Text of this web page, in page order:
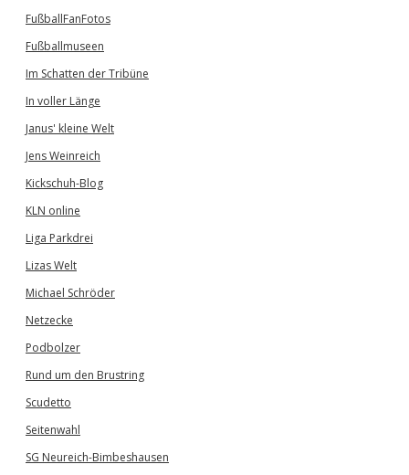
FußballFanFotos
Fußballmuseen
Im Schatten der Tribüne
In voller Länge
Janus' kleine Welt
Jens Weinreich
Kickschuh-Blog
KLN online
Liga Parkdrei
Lizas Welt
Michael Schröder
Netzecke
Podbolzer
Rund um den Brustring
Scudetto
Seitenwahl
SG Neureich-Bimbeshausen